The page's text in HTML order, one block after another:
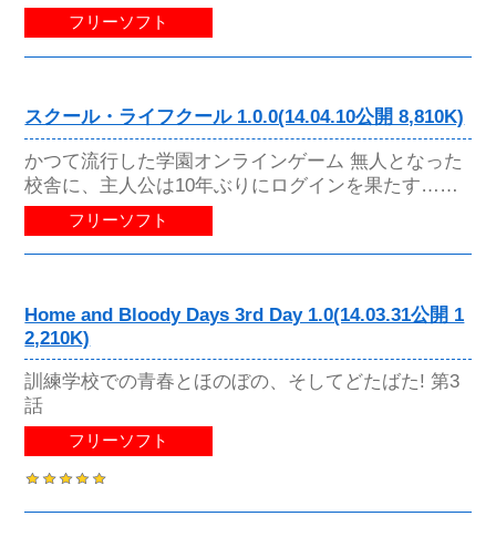
フリーソフト
スクール・ライフクール 1.0.0(14.04.10公開 8,810K)
かつて流行した学園オンラインゲーム 無人となった
校舎に、主人公は10年ぶりにログインを果たす……
フリーソフト
Home and Bloody Days 3rd Day 1.0(14.03.31公開 1
2,210K)
訓練学校での青春とほのぼの、そしてどたばた! 第3
話
フリーソフト